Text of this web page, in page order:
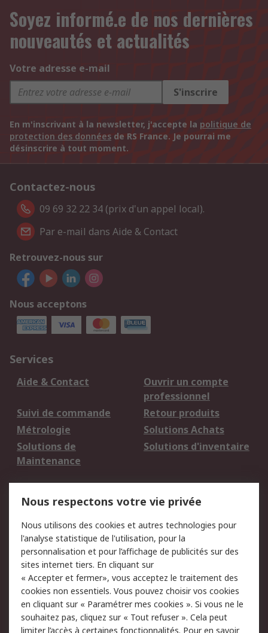
Soyez informé.e de nos dernières
nouveautés et actualités
Votre adresse e-mail
S'inscrire
En m'inscrivant à la newsletter, j'accepte la politique de
protection des données de RS France. Je pourrai me
désinscrire à tout moment.
Contactez-nous
09 69 32 22 34 (prix d'un appel local).
Par e-mail dans Aide & Contact
Retrouvez-nous sur
Nous acceptons
Services
Aide & Contact
Ouvrir un compte
professionnel
Suivi de commande
Retour produits
Métrologie
Solutions Achats
Solutions de
Maintenance
Solutions d'inventaire
du site
Politique de protection
des données - Mise à
jour
Sécurité des E-mails
Conditions générales
de vente
Politique anti-
corruption
Campagnes marketing
Nous respectons votre vie privée
Nous utilisons des cookies et autres technologies pour
l'analyse statistique de l'utilisation, pour la
personnalisation et pour l’affichage de publicités sur des
sites internet tiers. En cliquant sur
« Accepter et fermer», vous acceptez le traitement des
cookies non essentiels. Vous pouvez choisir vos cookies
en cliquant sur « Paramétrer mes cookies ». Si vous ne le
souhaitez pas, cliquez sur « Tout refuser ». Cela peut
limiter l’accès à certaines fonctionnalités. Pour en savoir